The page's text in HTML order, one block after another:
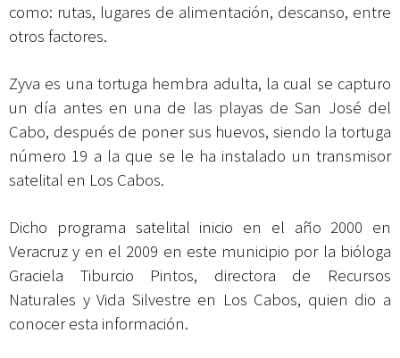
como: rutas, lugares de alimentación, descanso, entre
otros factores.
Zyva es una tortuga hembra adulta, la cual se capturo
un día antes en una de las playas de San José del
Cabo, después de poner sus huevos, siendo la tortuga
número 19 a la que se le ha instalado un transmisor
satelital en Los Cabos.
Dicho programa satelital inicio en el año 2000 en
Veracruz y en el 2009 en este municipio por la bióloga
Graciela Tiburcio Pintos, directora de Recursos
Naturales y Vida Silvestre en Los Cabos, quien dio a
conocer esta información.